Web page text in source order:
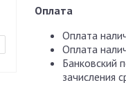
Оплата
Оплата
Оплата
Банковский
зачисления